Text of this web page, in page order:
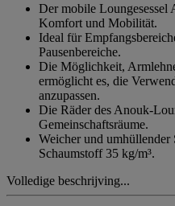
Der mobile Loungesessel
Komfort und Mobilität.
Ideal für
Pausenbereiche.
Die Möglichkeit,
ermöglicht es, die
anzupassen.
Die Räder des Anouk-
Gemeinschaftsräume.
Weicher und umhüllender
Schaumstoff 35 kg/m³.
Volledige beschrijving...